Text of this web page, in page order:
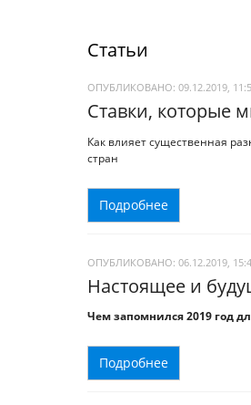
Статьи
ОПУБЛИКОВАНО: 09.12.2019,
Ставки, которые
Как влияет существенная
стран
Подробнее
ОПУБЛИКОВАНО: 06.12.2019,
Настоящее и
Чем запомнился 2019 год
Подробнее